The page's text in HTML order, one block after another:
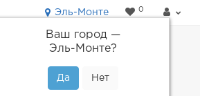
Эль-Монте
Ваш город —
Эль-Монте?
0
пн-пт: с 9.00 до 18.00